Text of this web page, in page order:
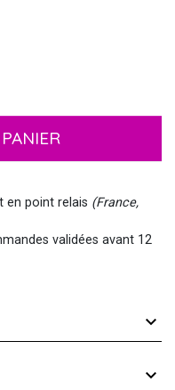
en point relais (France,
validées avant 12